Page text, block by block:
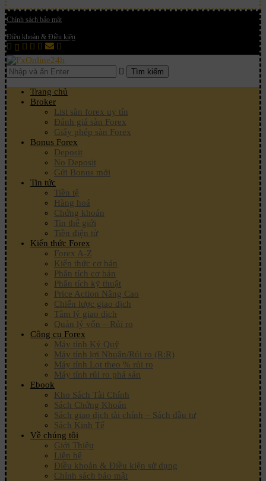
Chính sách bảo mật
Điều khoản & Điều kiện
Tìm kiếm
Trang chủ
Broker
List sàn forex uy tín
Đánh giá sàn Forex
Giấy phép sàn Forex
Bonus Forex
Deposit
No Deposit
Gửi Bonus mới
Tin tức
Tiền tệ
Hàng hoá
Chứng khoán
Tin thế giới
Tiền điện tử
Kiến thức Forex
Forex A-Z
Kiến thức cơ bản
Phân tích cơ bản
Phân tích kỹ thuật
Price Action Nâng Cao
Chiến lược giao dịch
Tâm lý giao dịch
Quản lý vốn – Rủi ro
Công cụ Forex
Máy tính Ký Quỹ
Máy tính lợi Nhuận/Rủi ro (R:R)
Máy tính Lot theo % rủi ro
Máy tính rủi ro phá sản
Ebook
Kho Sách Tài Chính
Sách Chứng Khoán
Sách giao dịch tài chính – Sách đầu tư
Sách Kinh Tế
Về chúng tôi
Giới Thiệu
Liên hệ
Điều khoản & Điều kiện sử dụng
Chính sách bảo mật